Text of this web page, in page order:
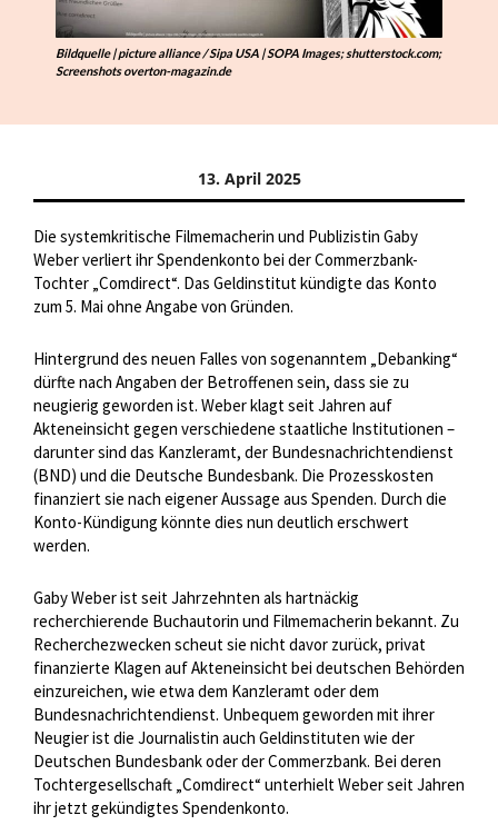
Bildquelle | picture alliance / Sipa USA | SOPA Images; shutterstock.com;
Screenshots overton-magazin.de
13. April 2025
Die systemkritische Filmemacherin und Publizistin Gaby
Weber verliert ihr Spendenkonto bei der Commerzbank-
Tochter „Comdirect“. Das Geldinstitut kündigte das Konto
zum 5. Mai ohne Angabe von Gründen.
Hintergrund des neuen Falles von sogenanntem „Debanking“
dürfte nach Angaben der Betroffenen sein, dass sie zu
neugierig geworden ist. Weber klagt seit Jahren auf
Akteneinsicht gegen verschiedene staatliche Institutionen –
darunter sind das Kanzleramt, der Bundesnachrichtendienst
(BND) und die Deutsche Bundesbank. Die Prozesskosten
finanziert sie nach eigener Aussage aus Spenden. Durch die
Konto-Kündigung könnte dies nun deutlich erschwert
werden.
Gaby Weber ist seit Jahrzehnten als hartnäckig
recherchierende Buchautorin und Filmemacherin bekannt. Zu
Recherchezwecken scheut sie nicht davor zurück, privat
finanzierte Klagen auf Akteneinsicht bei deutschen Behörden
einzureichen, wie etwa dem Kanzleramt oder dem
Bundesnachrichtendienst. Unbequem geworden mit ihrer
Neugier ist die Journalistin auch Geldinstituten wie der
Deutschen Bundesbank oder der Commerzbank. Bei deren
Tochtergesellschaft „Comdirect“ unterhielt Weber seit Jahren
ihr jetzt gekündigtes Spendenkonto.